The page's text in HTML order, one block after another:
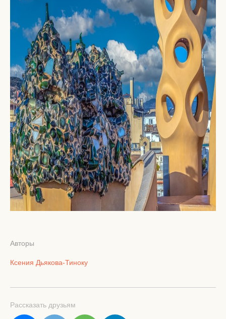
Авторы
Ксения Дьякова-Тиноку
Рассказать друзьям